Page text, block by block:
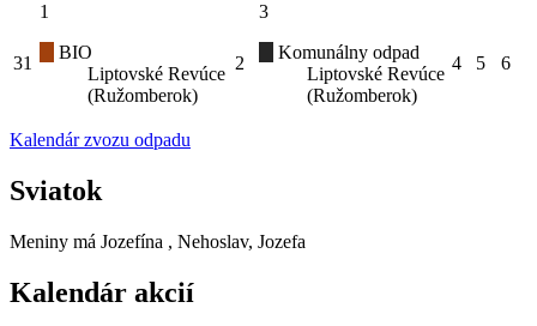
31
1
BIO
Liptovské Revúce
(Ružomberok)
2
3
Komunálny odpad
Liptovské Revúce
(Ružomberok)
4 5 6
Kalendár zvozu odpadu
Sviatok
Meniny má Jozefína , Nehoslav, Jozefa
Kalendár akcií